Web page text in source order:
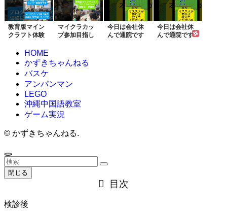
教育版マイン
クラフト体験
開催...
マイクラカッ
プ参加目指し
今日は会社休
んで通院です
今日は会社休
んで通院です
HOME
かずきちゃんねる
バスケ
アンパンマン
LEGO
沖縄中国語教室
ゲーム実況
© かずきちゃんねる.
閉じる
目次
検診後